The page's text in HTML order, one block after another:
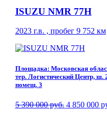
ISUZU NMR 77H
2023 г.в. , пробег 9 752 км
Площадка: Московская
тер. Логистический Центр, ш.
помещ. 3
5 390 000 руб. 4 850 000